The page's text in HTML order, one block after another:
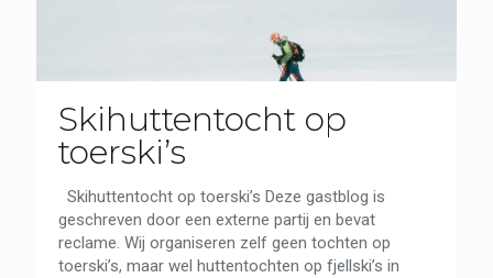
Skihuttentocht op
toerski’s
Skihuttentocht op toerski’s Deze gastblog is
geschreven door een externe partij en bevat
reclame. Wij organiseren zelf geen tochten op
toerski’s, maar wel huttentochten op fjellski’s in